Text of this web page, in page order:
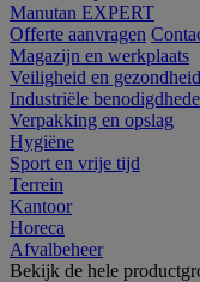
Manutan EXPERT
Offerte aanvragen
Magazijn en werkplaats
Veiligheid en gezondheid
Industriële
Verpakking en opslag
Hygiëne
Sport en vrije tijd
Terrein
Kantoor
Horeca
Afvalbeheer
Bekijk de hele